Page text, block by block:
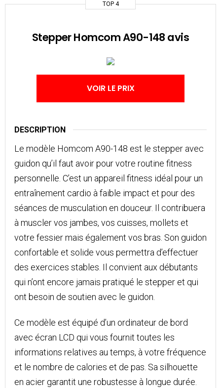
TOP 4
Stepper Homcom A90-148 avis
VOIR LE PRIX
DESCRIPTION
Le modèle Homcom A90-148 est le stepper avec
guidon qu’il faut avoir pour votre routine fitness
personnelle. C’est un appareil fitness idéal pour un
entraînement cardio à faible impact et pour des
séances de musculation en douceur. Il contribuera
à muscler vos jambes, vos cuisses, mollets et
votre fessier mais également vos bras. Son guidon
confortable et solide vous permettra d’effectuer
des exercices stables. Il convient aux débutants
qui n’ont encore jamais pratiqué le stepper et qui
ont besoin de soutien avec le guidon.
Ce modèle est équipé d’un ordinateur de bord
avec écran LCD qui vous fournit toutes les
informations relatives au temps, à votre fréquence
et le nombre de calories et de pas. Sa silhouette
en acier garantit une robustesse à longue durée.